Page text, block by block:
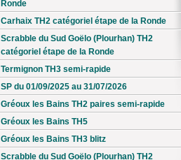
Ronde
Carhaix TH2 catégoriel étape de la Ronde
Scrabble du Sud Goëlo (Plourhan) TH2
catégoriel étape de la Ronde
Termignon TH3 semi-rapide
SP du 01/09/2025 au 31/07/2026
Gréoux les Bains TH2 paires semi-rapide
Gréoux les Bains TH5
Gréoux les Bains TH3 blitz
Scrabble du Sud Goëlo (Plourhan) TH2